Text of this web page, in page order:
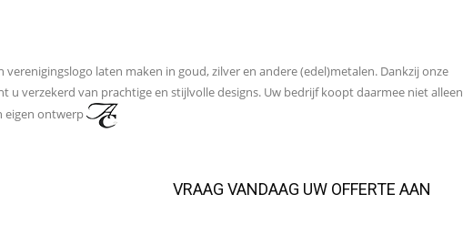
laten maken in goud, zilver en andere (edel)metalen. Dankzij onze
u verzekerd van prachtige en stijlvolle designs. Uw bedrijf koopt daarmee niet alleen
eigen ontwerp
VRAAG VANDAAG UW OFFERTE AAN